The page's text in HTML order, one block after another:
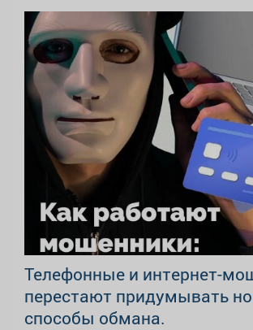
Телефонные и интернет-
перестают придумывать
способы обмана.